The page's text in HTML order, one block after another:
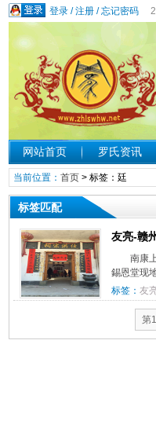
登录/注册/忘记密码
网站首页 罗氏资讯
当前位置： 首页> 标签：廷
标签匹配
友亮-赣
南康
錫恩堂现
标签： 友
第